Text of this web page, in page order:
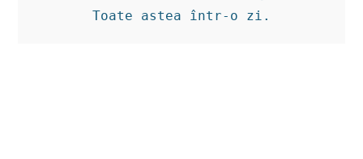
Toate astea într-o zi.